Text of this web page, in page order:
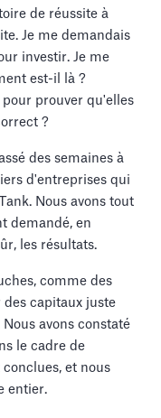
de réussite à
Je me demandais
investir. Je me
est-il là ?
prouver qu'elles
?
des semaines à
d'entreprises qui
Nous avons tout
demandé, en
les résultats.
comme des
capitaux juste
avons constaté
le cadre de
et nous
entier.